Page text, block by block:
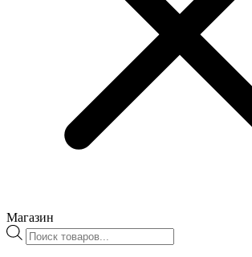
Магазин
Поиск
товаров